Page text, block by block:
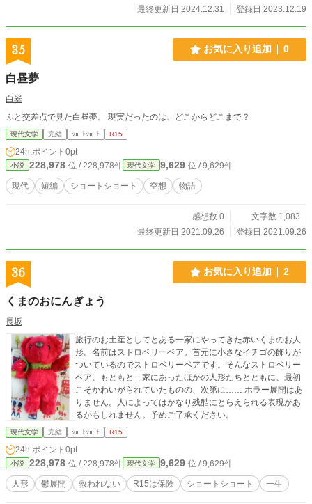
最終更新日 2024.12.31
登録日 2023.12.19
35 お気に入り追加 0
白昼夢
白翠
ふと交差点で見た白昼夢。 現実だったのは、どこからどこまで？
現代文学 完結 ｼｮｰﾄｼｮｰﾄ R15
24h.ポイント 0pt
小説 228,978 位 / 228,978件 現代文学 9,629 位 / 9,629件
現代 短編 ショートショート 空想 物語
感想数 0
文字数 1,083
最終更新日 2021.09.26
登録日 2021.09.26
36 お気に入り追加 2
くまのおにんぎょう
長坂
旅行のお土産としてとある一家にやってきた赤いくまのお人
形。名前はストロベリーベア。首元に小さなイチゴの飾りが
ついているのでストロベリーベアです。そんなストロベリー
ベア、もともと一家にあったほかの人形たちとともに、最初
こそかわいがられていたものの、次第に…… ホラー展開はあ
りません。人によってはかなり残酷にとらえられる表現があ
るかもしれません。予めご了承ください。
現代文学 完結 ｼｮｰﾄｼｮｰﾄ R15
24h.ポイント 0pt
小説 228,978 位 / 228,978件 現代文学 9,629 位 / 9,629件
人形 鬱展開 救われない R15は保険 ショートショート 一生